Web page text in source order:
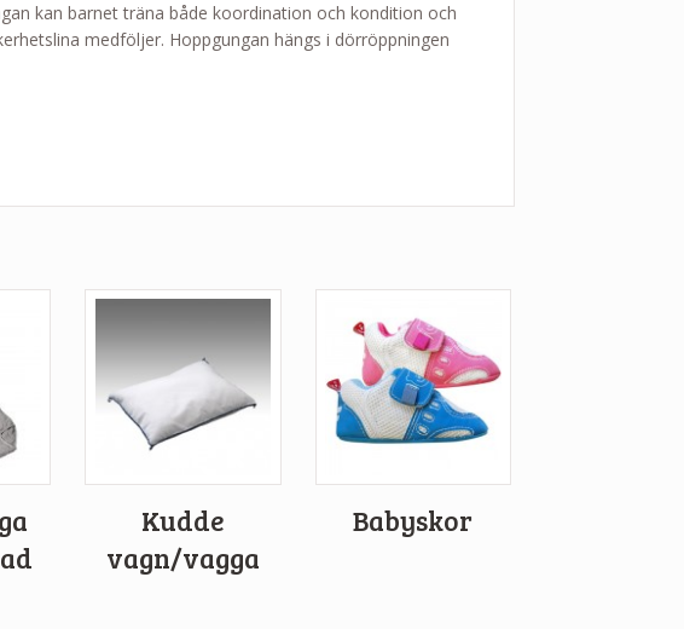
kan barnet träna både koordination och kondition och
medföljer. Hoppgungan hängs i dörröppningen
Kudde
vagn/vagga
Babyskor